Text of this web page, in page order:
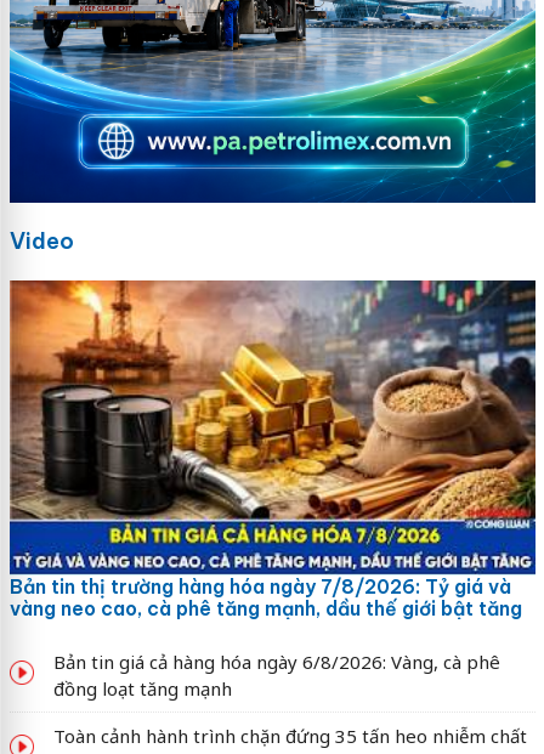
Video
Bản tin thị trường hàng hóa ngày 7/8/2026: Tỷ giá và
vàng neo cao, cà phê tăng mạnh, dầu thế giới bật tăng
Bản tin giá cả hàng hóa ngày 6/8/2026: Vàng, cà phê
đồng loạt tăng mạnh
Toàn cảnh hành trình chặn đứng 35 tấn heo nhiễm chất